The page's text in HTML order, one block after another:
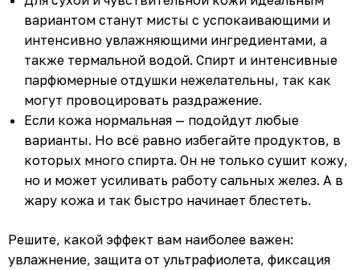
вариантом станут мисты с успокаивающими и
интенсивно увлажняющими ингредиентами, а
также термальной водой. Спирт и интенсивные
парфюмерные отдушки нежелательны, так как
могут провоцировать раздражение.
Если кожа нормальная — подойдут любые
варианты. Но всё равно избегайте продуктов, в
которых много спирта. Он не только сушит кожу,
но и может усиливать работу сальных желез. А в
жару кожа и так быстро начинает блестеть.
Решите, какой эффект вам наиболее важен:
увлажнение, защита от ультрафиолета, фиксация